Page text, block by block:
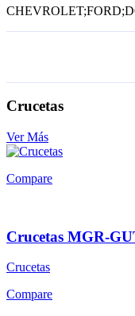
Crucetas
Ver Más
Compare
Crucetas MGR-
Crucetas
Compare